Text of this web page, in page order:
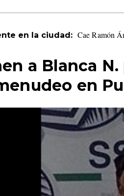
en la ciudad: Cae Ramón
a Blanca
en